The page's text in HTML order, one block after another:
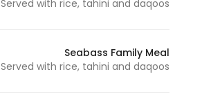
Served with rice, tahini and daqoos - تقدم مع الأرز والطحينة والدقوس
Seabass Family Meal
Served with rice, tahini and daqoos - تقدم مع الأرز والطحينة والدقوس